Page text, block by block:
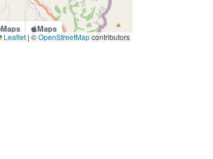
Maps Maps
Leaflet |©OpenStreetMapcontributors